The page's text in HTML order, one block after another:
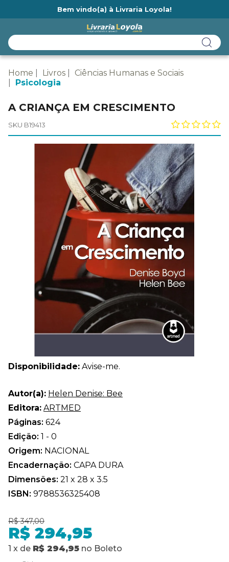
Bem vindo(a) à Livraria Loyola!
Home Livros
Ciências Humanas e Sociais
Psicologia
A CRIANÇA EM CRESCIMENTO
SKU B19413
Disponibilidade: Avise-me.
Autor(a): Helen Denise: Bee
Editora: ARTMED
Páginas: 624
Edição: 1 - 0
Origem: NACIONAL
Encadernação: CAPA DURA
Dimensões: 21 x 28 x 3.5
ISBN: 9788536325408
R$ 347,00
R$ 294,95
1 x de R$ 294,95 no Boleto